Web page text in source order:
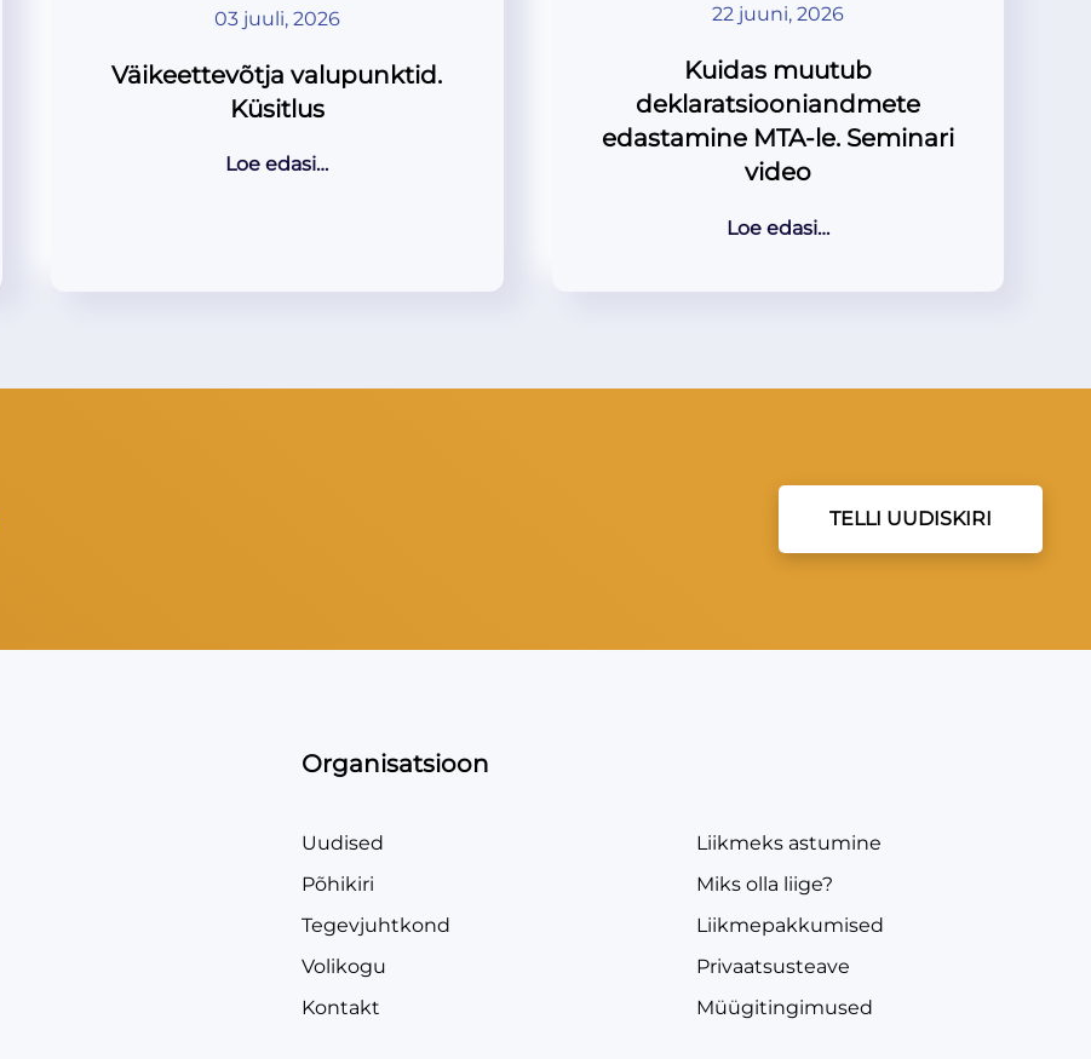
03 juuli, 2026
Väikeettevõtja valupunktid.
Küsitlus
Loe edasi…
22 juuni, 2026
Kuidas muutub
deklaratsiooniandmete
edastamine MTA-le. Seminari
video
Loe edasi…
TELLI UUDISKIRI
Organisatsioon
Uudised
Põhikiri
Tegevjuhtkond
Volikogu
Kontakt
Liikmeks astumine
Miks olla liige?
Liikmepakkumised
Privaatsusteave
Müügitingimused